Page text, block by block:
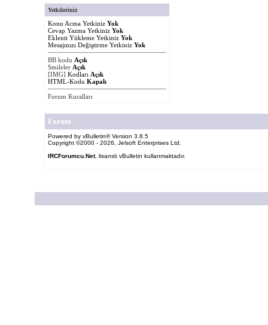
Yetkileriniz
Konu Acma Yetkiniz Yok
Cevap Yazma Yetkiniz Yok
Eklenti Yükleme Yetkiniz Yok
Mesajınızı Değiştirme Yetkiniz Yok
BB kodu Açık
Smileler Açık
[IMG] Kodları Açık
HTML-Kodu Kapalı
Forum Kuralları
Forum
Powered by vBulletin® Version 3.8.5
Copyright ©2000 - 2026, Jelsoft Enterprises Ltd.
IRCForumcu.Net, lisanslı vBulletin kullanmaktadır.